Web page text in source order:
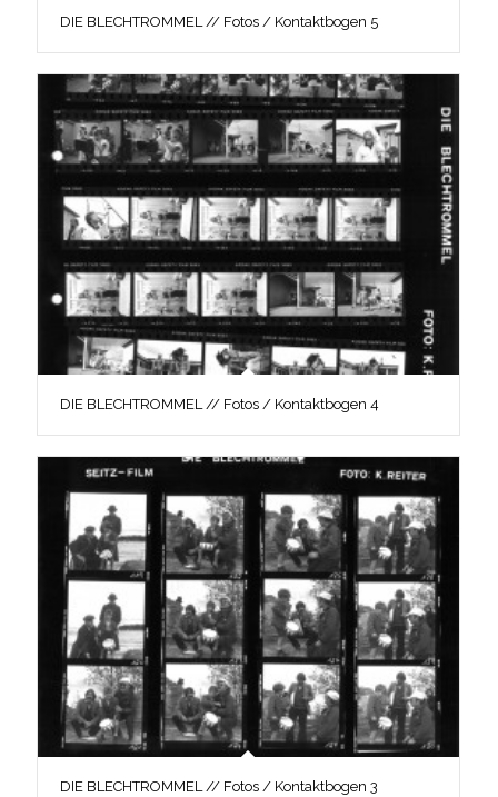
DIE BLECHTROMMEL // Fotos / Kontaktbogen 5
DIE BLECHTROMMEL // Fotos / Kontaktbogen 4
DIE BLECHTROMMEL // Fotos / Kontaktbogen 3